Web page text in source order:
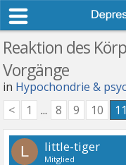
Reaktion des
Vorgänge
in Hypochondrie &
< 1 ... 8 9 10 11
L little-tiger
Mitglied